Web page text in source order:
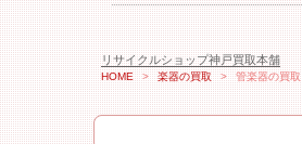
リサイクルショップ神戸買取本舗
HOME > 楽器の買取 > 管楽器の買取